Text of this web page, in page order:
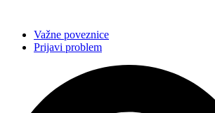
Važne poveznice
Prijavi problem